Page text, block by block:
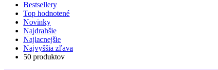
Bestsellery
Top hodnotené
Novinky
Najdrahšie
Najlacnejšie
Najvyššia zľava
50 produktov